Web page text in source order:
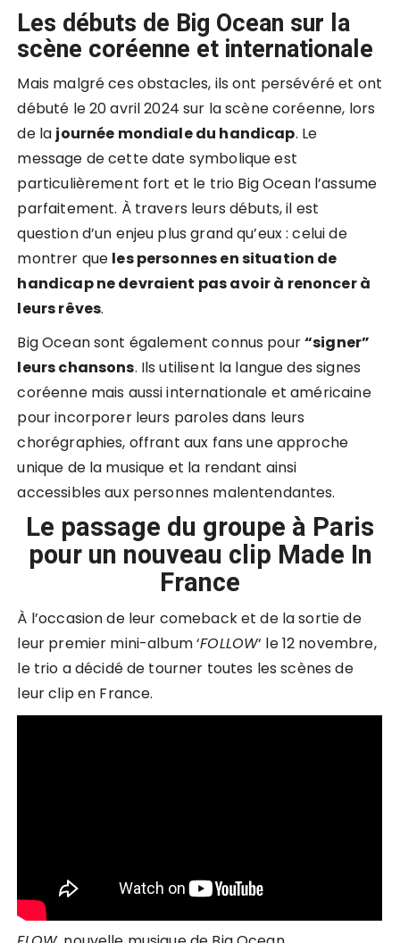
Les débuts de Big Ocean sur la
scène coréenne et internationale
Mais malgré ces obstacles, ils ont persévéré et ont
débuté le 20 avril 2024 sur la scène coréenne, lors
de la journée mondiale du handicap. Le
message de cette date symbolique est
particulièrement fort et le trio Big Ocean l’assume
parfaitement. À travers leurs débuts, il est
question d’un enjeu plus grand qu’eux : celui de
montrer que les personnes en situation de
handicap ne devraient pas avoir à renoncer à
leurs rêves.
Big Ocean sont également connus pour“signer”
leurs chansons. Ils utilisent la langue des signes
coréenne mais aussi internationale et américaine
pour incorporer leurs paroles dans leurs
chorégraphies, offrant aux fans une approche
unique de la musique et la rendant ainsi
accessibles aux personnes malentendantes.
Le passage du groupe à Paris
pour un nouveau clip Made In
France
À l’occasion de leur comeback et de la sortie de
leur premier mini-album ‘FOLLOW‘ le 12 novembre,
le trio a décidé de tourner toutes les scènes de
leur clip en France.